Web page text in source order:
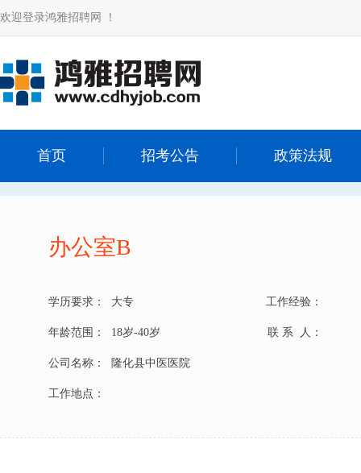
欢迎登录鸿雅招聘网 ！
首页 招考公告 政策法规
办公室B
学历要求： 大专 工作经验：
年龄范围： 18岁-40岁 联 系 人：
公司名称： 隆化县中医医院
工作地点：